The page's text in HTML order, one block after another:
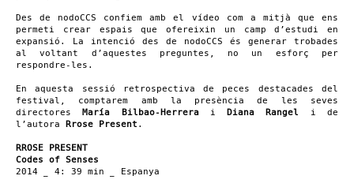
Des de nodoCCS confiem amb el vídeo com a mitjà que ens
permeti crear espais que ofereixin un camp d’estudi en
expansió. La intenció des de nodoCCS és generar trobades
al voltant d’aquestes preguntes, no un esforç per
respondre-les.
En aquesta sessió retrospectiva de peces destacades del
festival, comptarem amb la presència de les seves
directoresMaría Bilbao-HerreraiDiana Rangel
i de
l’autora Rrose Present .
RROSE PRESENT
Codes of Senses
2014 _ 4: 39 min _ Espanya